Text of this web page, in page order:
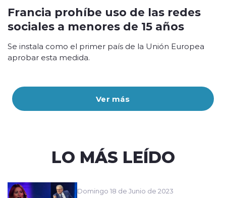
Ver más
Francia prohíbe uso de las redes
sociales a menores de 15 años
Se instala como el primer país de la Unión Europea
aprobar esta medida.
LO MÁS LEÍDO
Domingo 18 de Junio de 2023